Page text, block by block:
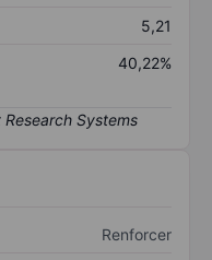
5,21
40,22%
Renforcer